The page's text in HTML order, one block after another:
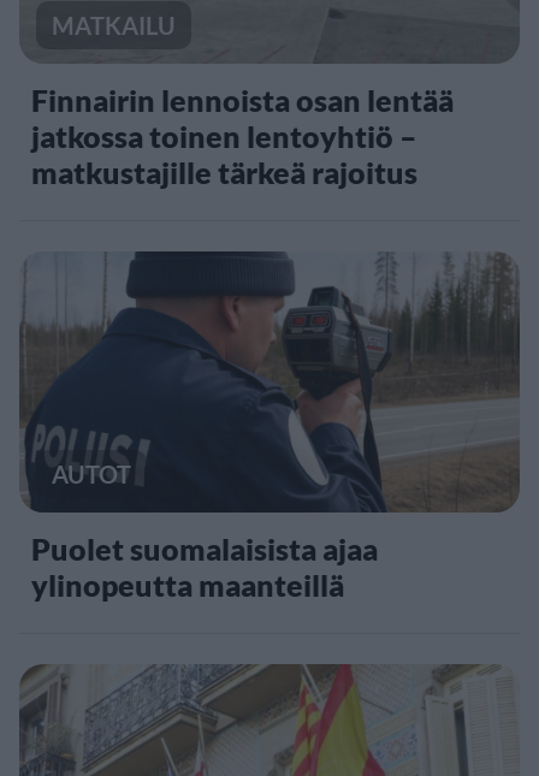
MATKAILU
Finnairin lennoista osan lentää
jatkossa toinen lentoyhtiö –
matkustajille tärkeä rajoitus
AUTOT
Puolet suomalaisista ajaa
ylinopeutta maanteillä